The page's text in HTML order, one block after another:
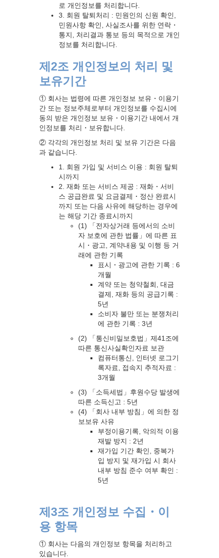
로 개인정보를 처리합니다.
3. 회원 탈퇴처리 : 민원인의 신원 확인,
민원사항 확인, 사실조사를 위한 연락・
통지, 처리결과 통보 등의 목적으로 개인
정보를 처리합니다.
제2조 개인정보의 처리 및
보유기간
① 회사는 법령에 따른 개인정보 보유・이용기
간 또는 정보주체로부터 개인정보를 수집시에
동의 받은 개인정보 보유・이용기간 내에서 개
인정보를 처리・보유합니다.
② 각각의 개인정보 처리 및 보유 기간은 다음
과 같습니다.
1. 회원 가입 및 서비스 이용 : 회원 탈퇴
시까지
2. 재화 또는 서비스 제공 : 재화・서비
스 공급완료 및 요금결제・정산 완료시
까지 또는 다음 사유에 해당하는 경우에
는 해당 기간 종료시까지
(1) 「전자상거래 등에서의 소비
자 보호에 관한 법률」에 따른 표
시・광고, 계약내용 및 이행 등 거
래에 관한 기록
표시・광고에 관한 기록 : 6
개월
계약 또는 청약철회, 대금
결제, 재화 등의 공급기록 :
5년
소비자 불만 또는 분쟁처리
에 관한 기록 : 3년
(2) 「통신비밀보호법」제41조에
따른 통신사실확인자료 보관
컴퓨터통신, 인터넷 로그기
록자료, 접속지 추적자료 :
3개월
(3) 「소득세법」후원수당 발생에
따른 소득신고 : 5년
(4) 「회사 내부 방침」에 의한 정
보보유 사유
부정이용기록, 악의적 이용
재발 방지 : 2년
재가입 기간 확인, 중복가
입 방지 및 재가입 시 회사
내부 방침 준수 여부 확인 :
5년
제3조 개인정보 수집・이
용 항목
① 회사는 다음의 개인정보 항목을 처리하고
있습니다.